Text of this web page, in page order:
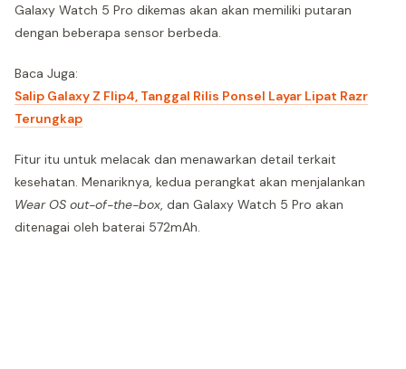
Galaxy Watch 5 Pro dikemas akan akan memiliki putaran
dengan beberapa sensor berbeda.
Baca Juga:
Salip Galaxy Z Flip4, Tanggal Rilis Ponsel Layar Lipat Razr
Terungkap
Fitur itu untuk melacak dan menawarkan detail terkait
kesehatan. Menariknya, kedua perangkat akan menjalankan
Wear OS out-of-the-box, dan Galaxy Watch 5 Pro akan
ditenagai oleh baterai 572mAh.